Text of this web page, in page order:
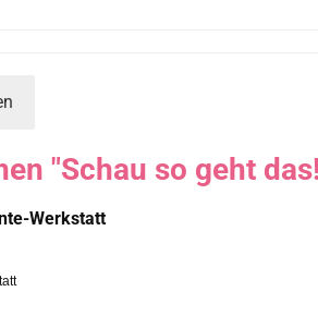
"Schau so geht
Werkstatt